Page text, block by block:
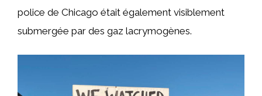
police de Chicago était également visiblement
submergée par des gaz lacrymogènes.